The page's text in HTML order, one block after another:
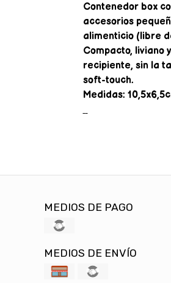
Contenedor box
accesorios
alimenticio (libre
Compacto, liviano
recipiente, sin la
soft-touch.
Medidas:
MEDIOS DE PAGO
MEDIOS DE ENVÍO